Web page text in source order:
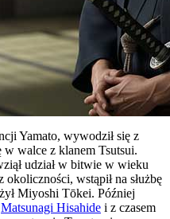
Yamato, wywodził się z
w walce z klanem Tsutsui.
udział w bitwie w wieku
okoliczności, wstąpił na służbę
Miyoshi Tōkei. Później
Matsunagi Hisahide i z czasem